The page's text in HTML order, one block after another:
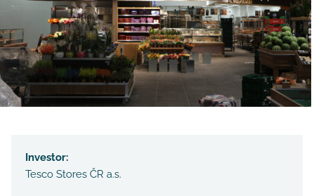
Investor:
Tesco Stores ČR a.s.